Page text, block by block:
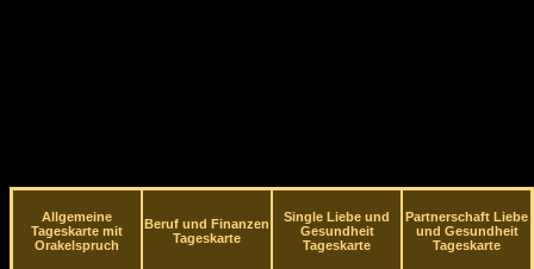
Allgemeine
Tageskarte mit
Orakelspruch
Beruf und Finanzen
Tageskarte
Single Liebe und
Gesundheit
Tageskarte
Partnerschaft Liebe
und Gesundheit
Tageskarte